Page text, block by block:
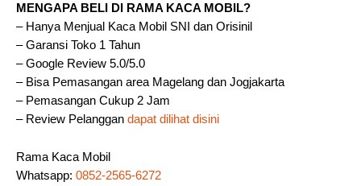
MENGAPA BELI DI RAMA KACA MOBIL?
– Hanya Menjual Kaca Mobil SNI dan Orisinil
– Garansi Toko 1 Tahun
– Google Review 5.0/5.0
– Bisa Pemasangan area Magelang dan Jogjakarta
– Pemasangan Cukup 2 Jam
– Review Pelanggan dapat dilihat disini
Rama Kaca Mobil
Whatsapp: 0852-2565-6272